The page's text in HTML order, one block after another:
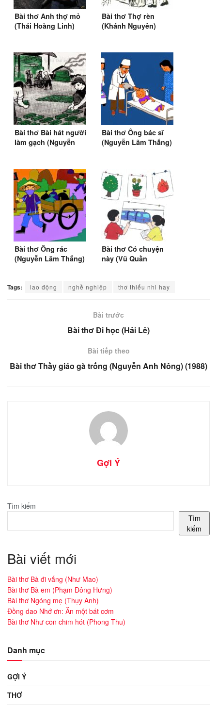
Bài thơ Anh thợ mỏ
(Thái Hoàng Linh)
Bài thơ Thợ rèn
(Khánh Nguyên)
Bài thơ Bài hát người
làm gạch (Nguyễn
Bài thơ Ông bác sĩ
(Nguyễn Lãm Thắng)
Bài thơ Ông rác
(Nguyễn Lãm Thắng)
Bài thơ Có chuyện
này (Vũ Quần
Tags: lao động nghề nghiệp thơ thiếu nhi hay
Bài trước
Bài thơ Đi học (Hải Lê)
Bài tiếp theo
Bài thơ Thầy giáo gà trống (Nguyễn Anh Nông) (1988)
Gợi Ý
Tìm kiếm
Tìm
kiếm
Bài viết mới
Bài thơ Bà đi vắng (Như Mao)
Bài thơ Bà em (Phạm Đông Hưng)
Bài thơ Ngóng mẹ (Thụy Anh)
Đồng dao Nhớ ơn: Ăn một bát cơm
Bài thơ Như con chim hót (Phong Thu)
Danh mục
GỢI Ý
THƠ